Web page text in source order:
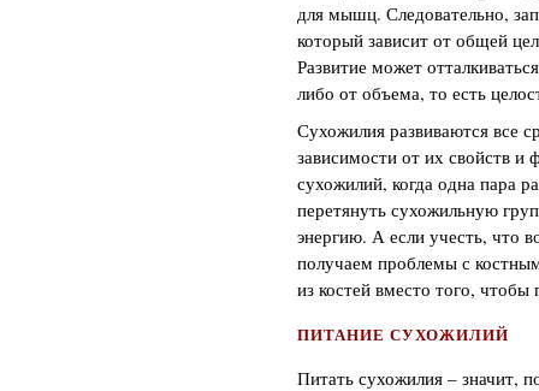
для мышц. Следовательно,
который зависит от общей
Развитие может
либо от объема, то есть
Сухожилия развиваются все
зависимости от их свойств
сухожилий, когда одна пара
перетянуть сухожильную
энергию. А если учесть, что
получаем проблемы с
из костей вместо того, чтобы
ПИТАНИЕ СУХОЖИЛИЙ
Питать сухожилия – значит,